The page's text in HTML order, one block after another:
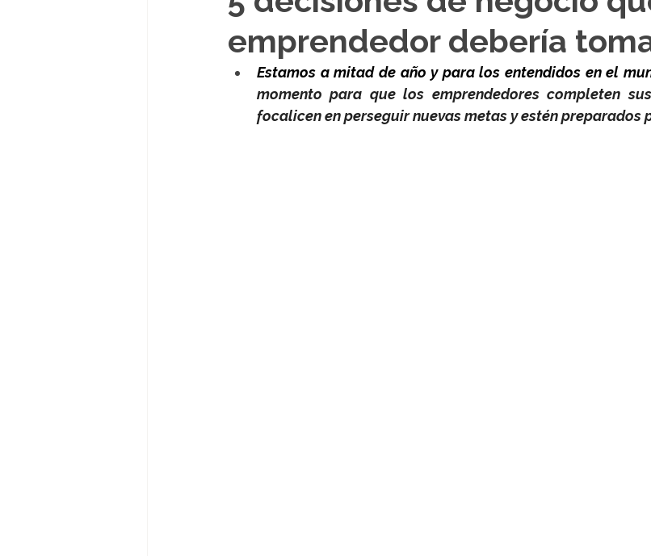
emprendedor debería
Estamos a mitad de año y para los entendidos en el
momento para que los emprendedores completen
focalicen en perseguir nuevas metas y estén preparados